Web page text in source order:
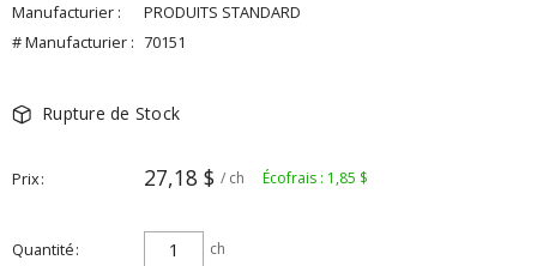
Manufacturier :
PRODUITS STANDARD
# Manufacturier : 70151
Rupture de Stock
Prix 27,18 $ / ch Écofrais : 1,85 $
Quantité ch